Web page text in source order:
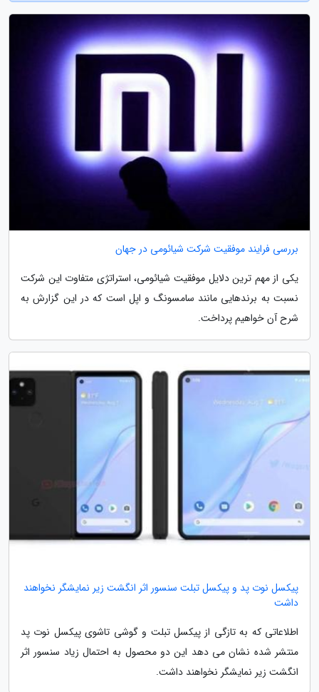
بررسی فرایند موفقیت شرکت شیائومی در جهان
یکی از مهم ترین دلایل موفقیت شیائومی، استراتژی متفاوت این شرکت
نسبت به برندهایی مانند سامسونگ و اپل است که در این گزارش به
شرح آن خواهیم پرداخت.
پیکسل نوت پد و پیکسل تبلت سنسور اثر انگشت زیر نمایشگر نخواهند
داشت
اطلاعاتی که به تازگی از پیکسل تبلت و گوشی تاشوی پیکسل نوت پد
منتشر شده نشان می دهد این دو محصول به احتمال زیاد سنسور اثر
انگشت زیر نمایشگر نخواهند داشت.